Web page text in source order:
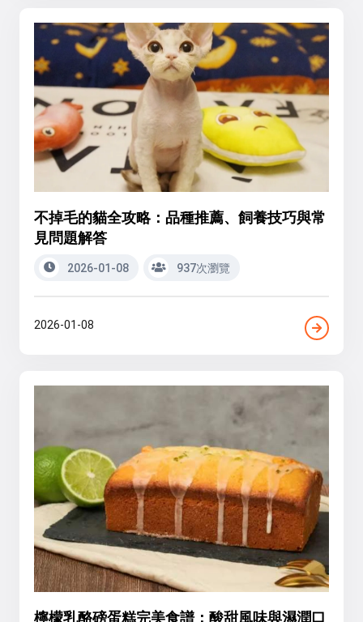
不掉毛的貓全攻略：品種推薦、飼養技巧與常
見問題解答
2026-01-08 937次瀏覽
2026-01-08
檸檬乳酪磅蛋糕完美食譜：酸甜風味與濕潤口